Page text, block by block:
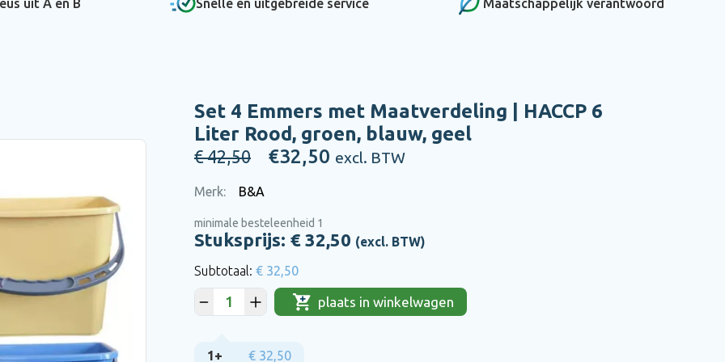
uit A en B Snelle en uitgebreide service Maatschappelijk verantwoord
Set 4 Emmers met Maatverdeling | HACCP 6
Liter Rood, groen, blauw, geel
€ 42,50 €32,50 excl. BTW
Merk: B&A
minimale besteleenheid 1
Stuksprijs: € 32,50 (excl. BTW)
€ 32,50
plaats in winkelwagen
1+ € 32,50